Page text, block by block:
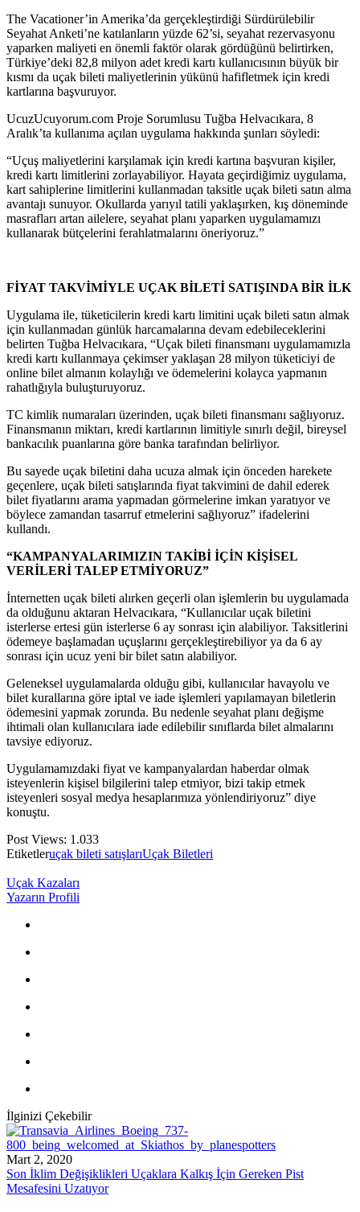
The Vacationer’in Amerika’da gerçekleştirdiği Sürdürülebilir
Seyahat Anketi’ne katılanların yüzde 62’si, seyahat rezervasyonu
yaparken maliyeti en önemli faktör olarak gördüğünü belirtirken,
Türkiye’deki 82,8 milyon adet kredi kartı kullanıcısının büyük bir
kısmı da uçak bileti maliyetlerinin yükünü hafifletmek için kredi
kartlarına başvuruyor.
UcuzUcuyorum.com Proje Sorumlusu Tuğba Helvacıkara, 8
Aralık’ta kullanıma açılan uygulama hakkında şunları söyledi:
“Uçuş maliyetlerini karşılamak için kredi kartına başvuran kişiler,
kredi kartı limitlerini zorlayabiliyor. Hayata geçirdiğimiz uygulama,
kart sahiplerine limitlerini kullanmadan taksitle uçak bileti satın alma
avantajı sunuyor. Okullarda yarıyıl tatili yaklaşırken, kış döneminde
masrafları artan ailelere, seyahat planı yaparken uygulamamızı
kullanarak bütçelerini ferahlatmalarını öneriyoruz.”
FİYAT TAKVİMİYLE UÇAK BİLETİ SATIŞINDA BİR İLK
Uygulama ile, tüketicilerin kredi kartı limitini uçak bileti satın almak
için kullanmadan günlük harcamalarına devam edebileceklerini
belirten Tuğba Helvacıkara, “Uçak bileti finansmanı uygulamamızla
kredi kartı kullanmaya çekimser yaklaşan 28 milyon tüketiciyi de
online bilet almanın kolaylığı ve ödemelerini kolayca yapmanın
rahatlığıyla buluşturuyoruz.
TC kimlik numaraları üzerinden, uçak bileti finansmanı sağlıyoruz.
Finansmanın miktarı, kredi kartlarının limitiyle sınırlı değil, bireysel
bankacılık puanlarına göre banka tarafından belirliyor.
Bu sayede uçak biletini daha ucuza almak için önceden harekete
geçenlere, uçak bileti satışlarında fiyat takvimini de dahil ederek
bilet fiyatlarını arama yapmadan görmelerine imkan yaratıyor ve
böylece zamandan tasarruf etmelerini sağlıyoruz” ifadelerini
kullandı.
“KAMPANYALARIMIZIN TAKİBİ İÇİN KİŞİSEL
VERİLERİ TALEP ETMİYORUZ”
İnternetten uçak bileti alırken geçerli olan işlemlerin bu uygulamada
da olduğunu aktaran Helvacıkara, “Kullanıcılar uçak biletini
isterlerse ertesi gün isterlerse 6 ay sonrası için alabiliyor. Taksitlerini
ödemeye başlamadan uçuşlarını gerçekleştirebiliyor ya da 6 ay
sonrası için ucuz yeni bir bilet satın alabiliyor.
Geleneksel uygulamalarda olduğu gibi, kullanıcılar havayolu ve
bilet kurallarına göre iptal ve iade işlemleri yapılamayan biletlerin
ödemesini yapmak zorunda. Bu nedenle seyahat planı değişme
ihtimali olan kullanıcılara iade edilebilir sınıflarda bilet almalarını
tavsiye ediyoruz.
Uygulamamızdaki fiyat ve kampanyalardan haberdar olmak
isteyenlerin kişisel bilgilerini talep etmiyor, bizi takip etmek
isteyenleri sosyal medya hesaplarımıza yönlendiriyoruz” diye
konuştu.
Post Views: 1.033
Etiketleruçak bileti satışlarıUçak Biletleri
Uçak Kazaları
Yazarın Profili
İlginizi Çekebilir
Mart 2, 2020
Son İklim Değişiklikleri Uçaklara Kalkış İçin Gereken Pist
Mesafesini Uzatıyor